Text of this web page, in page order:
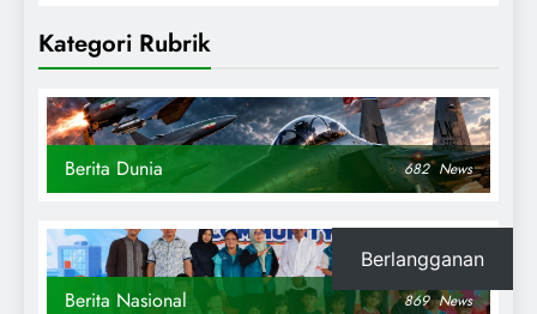
Kategori Rubrik
Berita Dunia 682 News
Berita Nasional 869 News
Berlangganan